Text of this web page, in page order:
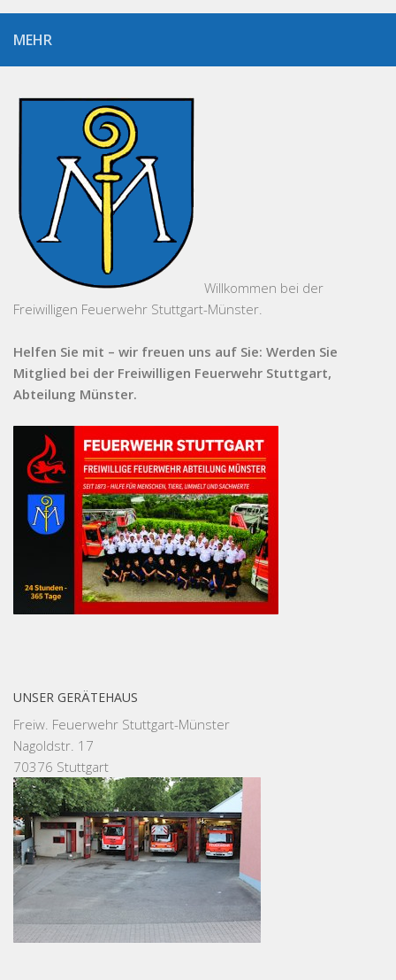
MEHR
Willkommen bei der
Freiwilligen Feuerwehr Stuttgart-Münster.
Helfen Sie mit – wir freuen uns auf Sie: Werden Sie
Mitglied bei der Freiwilligen Feuerwehr Stuttgart,
Abteilung Münster.
UNSER GERÄTEHAUS
Freiw. Feuerwehr Stuttgart-Münster
Nagoldstr. 17
70376 Stuttgart